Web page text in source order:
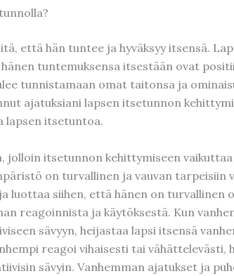
että hän tuntee ja hyväksyy itsensä.
tuntemuksensa itsestään ovat
tunnistamaan omat taitonsa ja
ajatuksiani lapsen itsetunnon
lapsen itsetuntoa.
jolloin itsetunnon kehittymiseen vaikuttaa
on turvallinen ja vauvan tarpeisiin
luottaa siihen, että hänen on turvallinen
reagoinnista ja käytöksestä. Kun
sävyyn, heijastaa lapsi itsensä
reagoi vihaisesti tai vähättelevästi,
sävyin. Vanhemman ajatukset ja